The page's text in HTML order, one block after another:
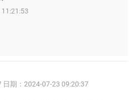
日期：2024-07-23 09:20:37